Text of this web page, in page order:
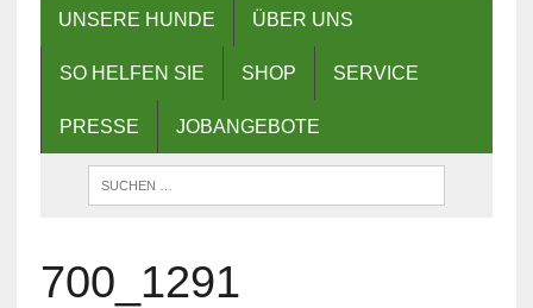
UNSERE HUNDE ÜBER UNS
SO HELFEN SIE SHOP SERVICE
PRESSE JOBANGEBOTE
700_1291